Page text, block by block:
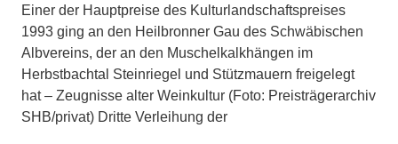
Einer der Hauptpreise des Kulturlandschaftspreises
1993 ging an den Heilbronner Gau des Schwäbischen
Albvereins, der an den Muschelkalkhängen im
Herbstbachtal Steinriegel und Stützmauern freigelegt
hat – Zeugnisse alter Weinkultur (Foto: Preisträgerarchiv
SHB/privat) Dritte Verleihung der